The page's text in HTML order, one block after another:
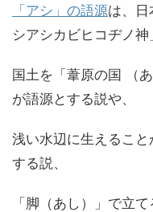
「アシ」の語源は、日
シアシカビヒコヂノ神
国土を「葦原の国 （
が語源とする説や、
浅い水辺に生えるこ
する説、
「脚（あし）」で立